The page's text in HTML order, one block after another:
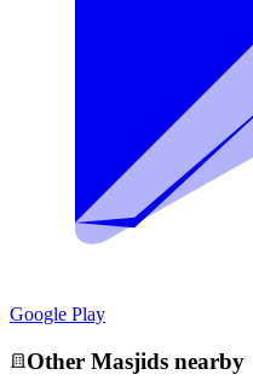
Google Play
Other Masjids nearby